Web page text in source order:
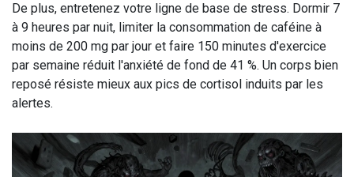
De plus, entretenez votre ligne de base de stress. Dormir 7
à 9 heures par nuit, limiter la consommation de caféine à
moins de 200 mg par jour et faire 150 minutes d'exercice
par semaine réduit l'anxiété de fond de 41 %. Un corps bien
reposé résiste mieux aux pics de cortisol induits par les
alertes.